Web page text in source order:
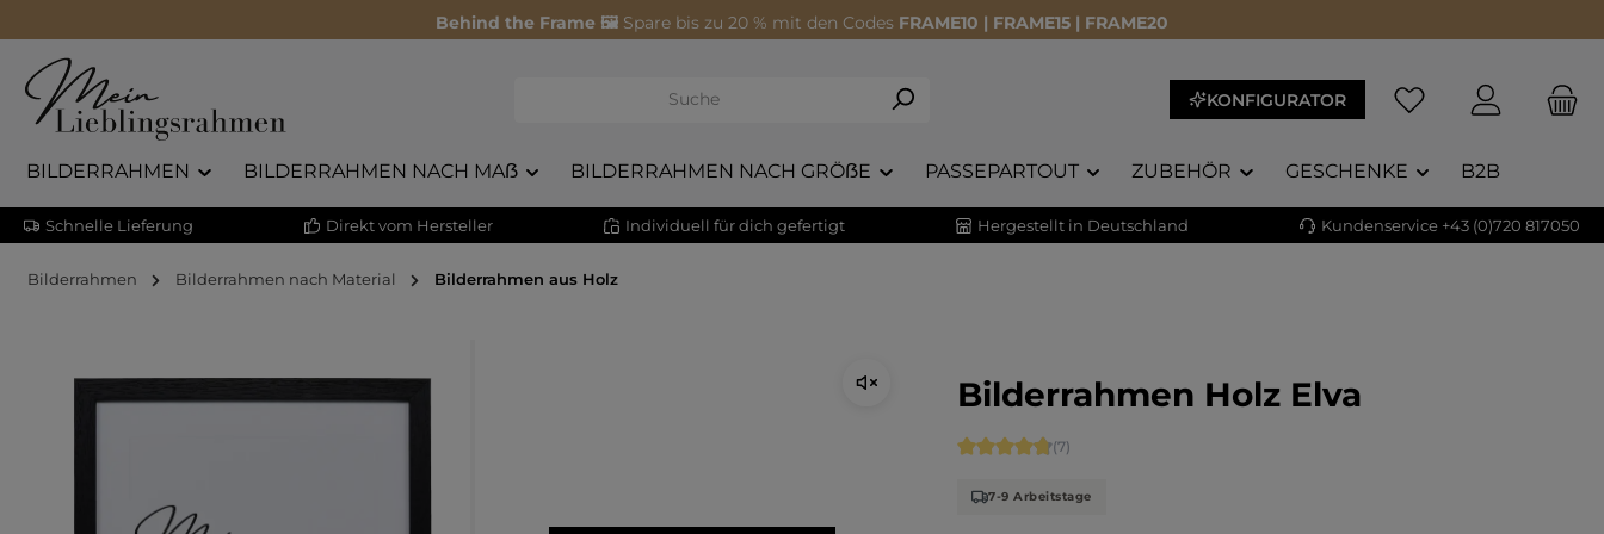
Behind the Frame 🖼️ Spare bis zu 20 % mit den Codes FRAME10 | FRAME15 | FRAME20
KONFIGURATOR
BILDERRAHMEN BILDERRAHMEN NACH MAẞ BILDERRAHMEN NACH GRÖẞE PASSEPARTOUT ZUBEHÖR GESCHENKE B2B
Schnelle Lieferung Direkt vom Hersteller Individuell für dich gefertigt Hergestellt in Deutschland Kundenservice +43 (0)720 817050
Bilderrahmen Bilderrahmen nach Material Bilderrahmen aus Holz
Bilderrahmen Holz Elva
Durchschnittliche Bewertung von 4.86 von 5 Sternen
(7)
7-9 Arbeitstage